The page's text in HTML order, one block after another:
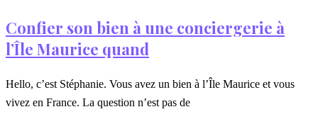
Confier son bien à une conciergerie à
l’Île Maurice quand
Hello, c’est Stéphanie. Vous avez un bien à l’Île Maurice et vous
vivez en France. La question n’est pas de